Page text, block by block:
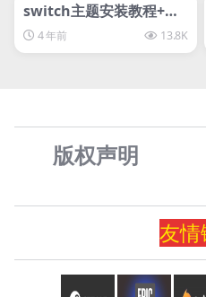
switch主题安装教程+NX
ThemesInstaller汉化版
4 年前 13.8K
版权声明
友情